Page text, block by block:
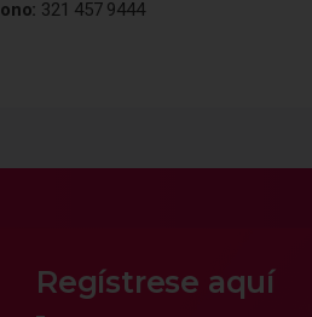
321 457 9444
Regístrese aquí